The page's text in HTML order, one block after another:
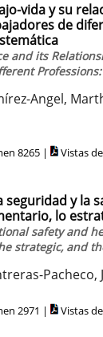
vida y su
de
and its
Angel,
8265 | Vistas
seguridad y la
lo
safety and
strategic, and
Pacheco,
2971 | Vistas